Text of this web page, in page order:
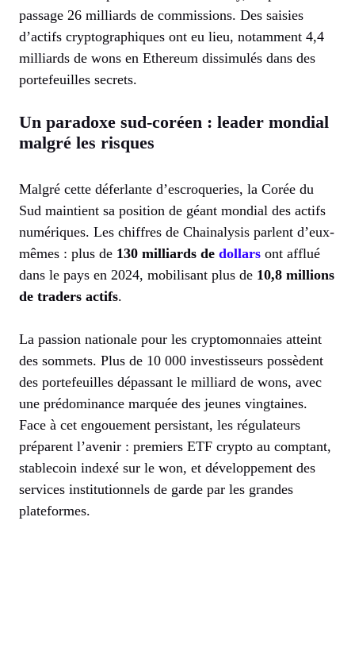
passage 26 milliards de commissions. Des saisies
d’actifs cryptographiques ont eu lieu, notamment 4,4
milliards de wons en Ethereum dissimulés dans des
portefeuilles secrets.
Un paradoxe sud-coréen : leader mondial
malgré les risques
Malgré cette déferlante d’escroqueries, la Corée du
Sud maintient sa position de géant mondial des actifs
numériques. Les chiffres de Chainalysis parlent d’eux-
mêmes : plus de 130 milliards de dollars ont afflué
dans le pays en 2024, mobilisant plus de 10,8 millions
de traders actifs.
La passion nationale pour les cryptomonnaies atteint
des sommets. Plus de 10 000 investisseurs possèdent
des portefeuilles dépassant le milliard de wons, avec
une prédominance marquée des jeunes vingtaines.
Face à cet engouement persistant, les régulateurs
préparent l’avenir : premiers ETF crypto au comptant,
stablecoin indexé sur le won, et développement des
services institutionnels de garde par les grandes
plateformes.